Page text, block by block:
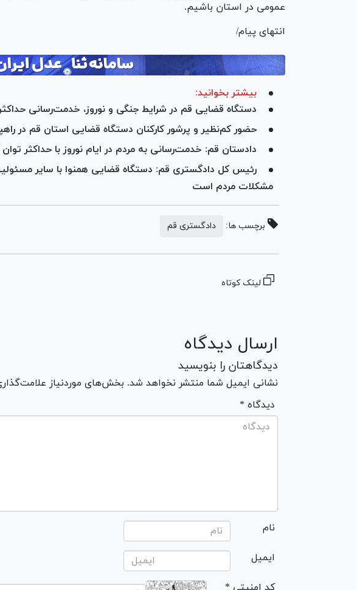
عمومی در استان باشیم.
انتهای پیام/
بیشتر بخوانید:
دستگاه قضایی قم در شرایط جنگی و نوروز، خدمت‌رسانی
حضور کم‌نظیر و پرشور کارکنان دستگاه قضایی استان قم در
دادستان قم: خدمت‌رسانی به مردم در ایام نوروز با حداکثر توان
رئیس کل دادگستری قم: دستگاه قضایی همنوا با سایر
مشکلات مردم است
برچسب ها: دادگستری قم
لینک کوتاه
ارسال دیدگاه
دیدگاهتان را بنویسید
نشانی ایمیل شما منتشر نخواهد شد. بخش‌های موردنیاز
* دیدگاه
نام
ایمیل